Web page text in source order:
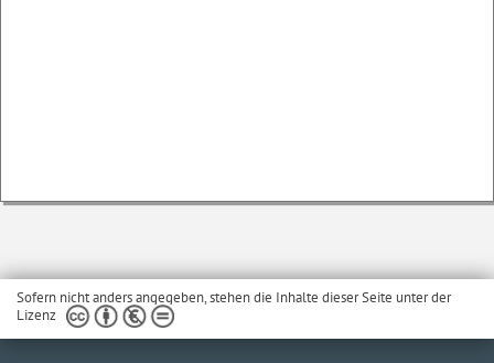
Sofern nicht anders angegeben, stehen die Inhalte dieser Seite unter der
Lizenz